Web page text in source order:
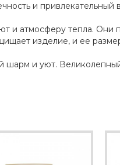
и
и атмосферу тепла. Они
изделие, и ее размер
и уют.